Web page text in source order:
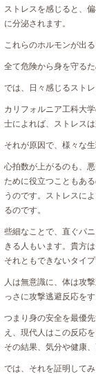
ストレスを感じると、
に分泌されます。
これらのホルモンが出
全て危険から身を守るた
では、日々感じるスト
カリフォルニア工科大
士によれば、ストレス
それが原因で、様々な
心拍数が上がるのも、
ために役立つこともあ
うのです。ストレスに
るのです。
些細なことで、直ぐパ
きる人もいます。貴方
それともできないタイ
人は無意識に、体は攻
っさに攻撃逃避反応を
つまり身の安全を最優
え、現代人はこの反応
その結果、気分や健康
では、それを証明してみ